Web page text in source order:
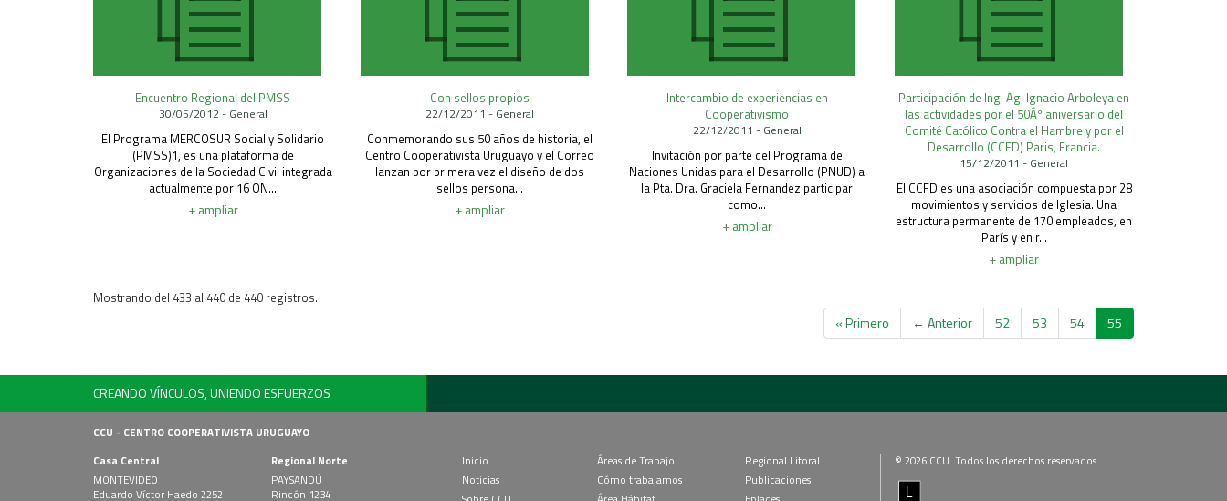
Encuentro Regional del PMSS
30/05/2012 - General
El Programa MERCOSUR Social y Solidario
(PMSS)1, es una plataforma de
Organizaciones de la Sociedad Civil integrada
actualmente por 16 ON...
+ ampliar
Con sellos propios
22/12/2011 - General
Conmemorando sus 50 años de historia, el
Centro Cooperativista Uruguayo y el Correo
lanzan por primera vez el diseño de dos
sellos persona...
+ ampliar
Intercambio de experiencias en
Cooperativismo
22/12/2011 - General
Invitación por parte del Programa de
Naciones Unidas para el Desarrollo (PNUD) a
la Pta. Dra. Graciela Fernandez participar
como...
+ ampliar
Participación de Ing. Ag. Ignacio Arboleya en
las actividades por el 50Âº aniversario del
Comité Católico Contra el Hambre y por el
Desarrollo (CCFD) Paris, Francia.
15/12/2011 - General
El CCFD es una asociación compuesta por 28
movimientos y servicios de Iglesia. Una
estructura permanente de 170 empleados, en
París y en r...
+ ampliar
« Primero ← Anterior 52 53 54 55
Mostrando del 433 al 440 de 440 registros.
CREANDO VÍNCULOS, UNIENDO ESFUERZOS
CCU - CENTRO COOPERATIVISTA URUGUAYO
Casa Central
MONTEVIDEO
Eduardo Víctor Haedo 2252
Regional Norte
PAYSANDÚ
Rincón 1234
Inicio
Noticias
Áreas de Trabajo
Cómo trabajamos
Regional Litoral
Publicaciones
© 2026 CCU. Todos los derechos reservados